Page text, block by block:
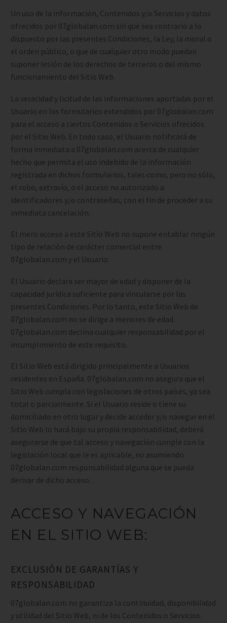
Un uso de la información, Contenidos y/o Servicios y datos
ofrecidos por 07globalan.com sin que sea contrario a lo
dispuesto por las presentes Condiciones, la Ley, la moral o
el orden público, o que de cualquier otro modo puedan
suponer lesión de los derechos de terceros o del mismo
funcionamiento del Sitio Web.
La veracidad y licitud de las informaciones aportadas por el
Usuario en los formularios extendidos por 07globalan.com
para el acceso a ciertos Contenidos o Servicios ofrecidos
por el Sitio Web. En todo caso, el Usuario notificará de
forma inmediata a 07globalan.com acerca de cualquier
hecho que permita el uso indebido de la información
registrada en dichos formularios, tales como, pero no sólo,
el robo, extravío, o el acceso no autorizado a
identificadores y/o contraseñas, con el fin de proceder a su
inmediata cancelación.
El mero acceso a este Sitio Web no supone entablar ningún
tipo de relación de carácter comercial entre
07globalan.com y el Usuario.
El Usuario declara ser mayor de edad y disponer de la
capacidad jurídica suficiente para vincularse por las
presentes Condiciones. Por lo tanto, este Sitio Web de
07globalan.com no se dirige a menores de edad.
07globalan.com declina cualquier responsabilidad por el
incumplimiento de este requisito.
El Sitio Web está dirigido principalmente a Usuarios
residentes en España. 07globalan.com no asegura que el
Sitio Web cumpla con legislaciones de otros países, ya sea
total o parcialmente. Si el Usuario reside o tiene su
domiciliado en otro lugar y decide acceder y/o navegar en el
Sitio Web lo hará bajo su propia responsabilidad, deberá
asegurarse de que tal acceso y navegación cumple con la
legislación local que le es aplicable, no asumiendo
07globalan.com responsabilidad alguna que se pueda
derivar de dicho acceso.
ACCESO Y NAVEGACIÓN
EN EL SITIO WEB:
EXCLUSIÓN DE GARANTÍAS Y
RESPONSABILIDAD
07globalan.com no garantiza la continuidad, disponibilidad
y utilidad del Sitio Web, ni de los Contenidos o Servicios.